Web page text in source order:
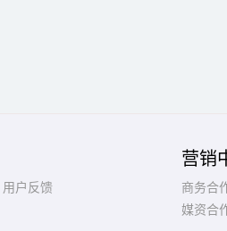
用户反馈
营销
商务合
媒资合